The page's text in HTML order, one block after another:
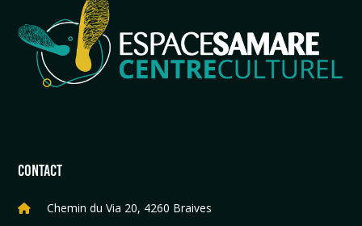
CONTACT
Chemin du Via 20, 4260 Braives